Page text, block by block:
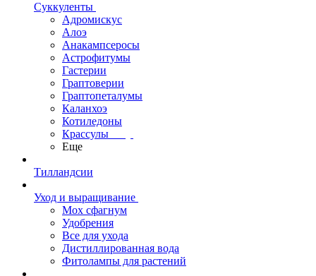
Суккуленты
Адромискус
Алоэ
Анакампсеросы
Астрофитумы
Гастерии
Граптоверии
Граптопеталумы
Каланхоэ
Котиледоны
Крассулы
Еще
Тилландсии
Уход и выращивание
Мох сфагнум
Удобрения
Все для ухода
Дистиллированная вода
Фитолампы для растений